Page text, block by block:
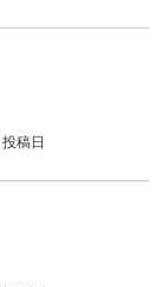
投稿日